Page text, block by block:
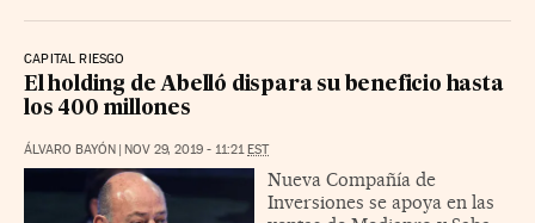
CAPITAL RIESGO
El holding de Abelló dispara su beneficio hasta
los 400 millones
ÁLVARO BAYÓN | NOV 29, 2019 - 11:21 EST
Nueva Compañía de
Inversiones se apoya en las